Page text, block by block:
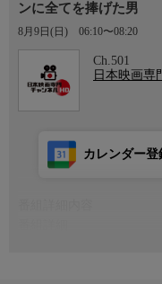
ンに全てを捧げた男
8月9日(日) 06:10〜08:20
Ch.501
日本映画
カレンダー登